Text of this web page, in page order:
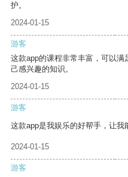
护。
2024-01-15
游客
这款app的课程非常丰富，可以
己感兴趣的知识。
2024-01-15
游客
这款app是我娱乐的好帮手，让我
2024-01-15
游客